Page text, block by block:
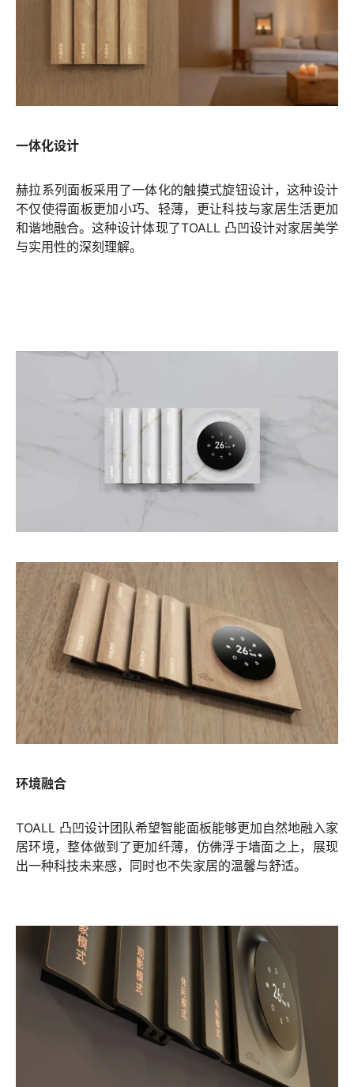
一体化设计
赫拉系列面板采用了一体化的触摸式旋钮设计，这种设计
不仅使得面板更加小巧、轻薄，更让科技与家居生活更加
和谐地融合。这种设计体现了TOALL 凸凹设计对家居美学
与实用性的深刻理解。
环境融合
TOALL 凸凹设计团队希望智能面板能够更加自然地融入家
居环境，整体做到了更加纤薄，仿佛浮于墙面之上，展现
出一种科技未来感，同时也不失家居的温馨与舒适。